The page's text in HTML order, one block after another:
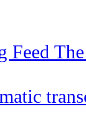
Feed